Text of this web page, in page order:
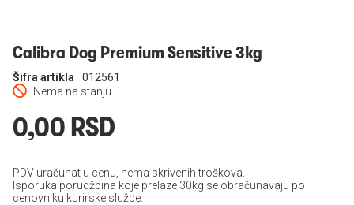
Calibra Dog Premium Sensitive 3kg
Nema na stanju
Šifra artikla 012561
0,00 RSD
PDV uračunat u cenu, nema skrivenih troškova.
Isporuka porudžbina koje prelaze 30kg se obračunavaju po
cenovniku kurirske službe.